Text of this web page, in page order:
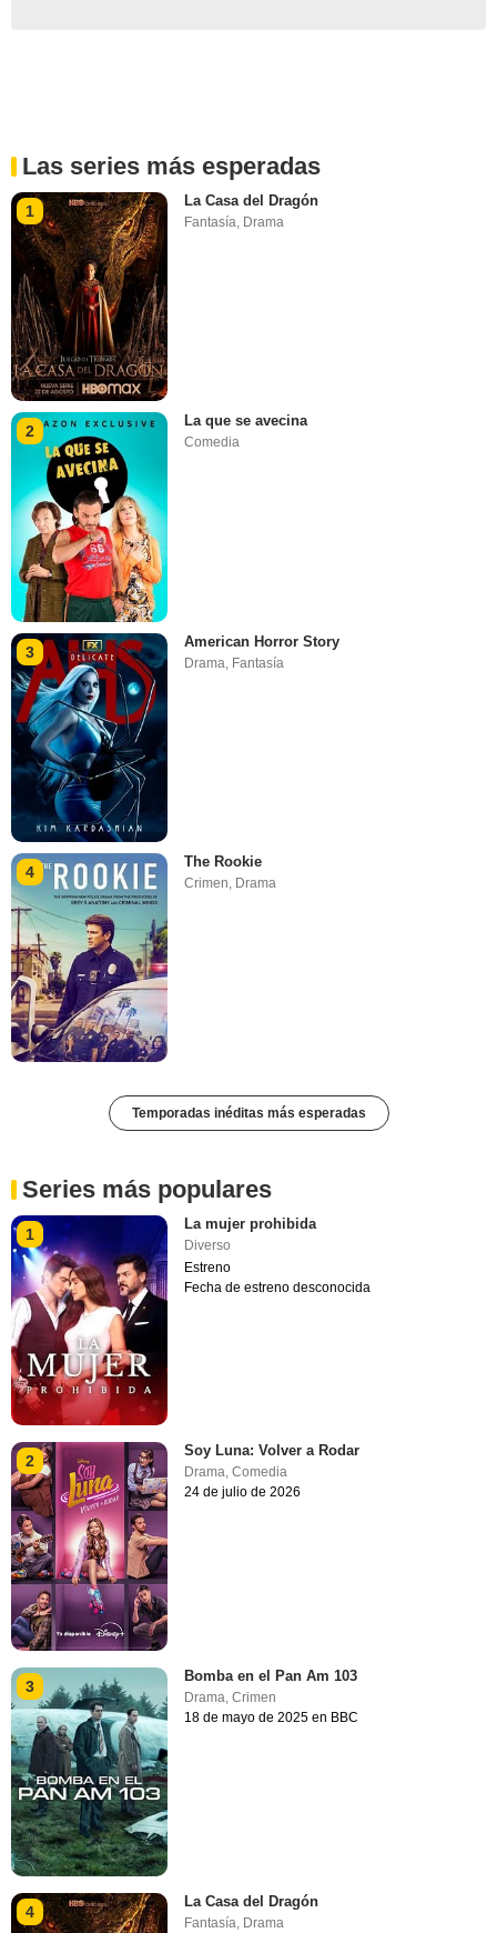
Las series más esperadas
1
La Casa del Dragón
Fantasía, Drama
2
La que se avecina
Comedia
3
American Horror Story
Drama Fantasía
4
The Rookie
Crimen, Drama
Temporadas inéditas más esperadas
Series más populares
1
La mujer prohibida
Diverso
Estreno
Fecha de estreno desconocida
2
Soy Luna: Volver a Rodar
Drama ,Comedia
24 de julio de 2026
3
Bomba en el Pan Am 103
Drama,Crimen
18 de mayo de 2025 en BBC
4
La Casa del Dragón
Fantasía, Drama